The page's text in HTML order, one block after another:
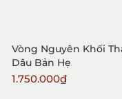
Vòng Nguyên Khối
Dâu Bản Hẹ
1.750.000₫